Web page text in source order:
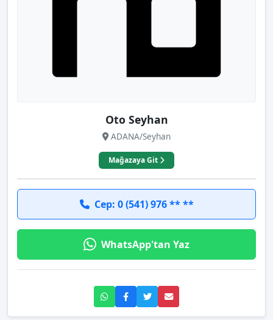
Oto Seyhan
ADANA/Seyhan
Mağazaya Git
Cep: 0 (541) 976 ** **
WhatsApp'tan Yaz